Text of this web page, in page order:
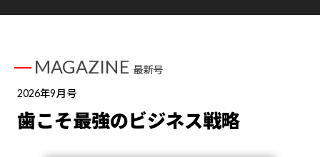
MAGAZINE 最新号
2026年9月号
歯こそ最強のビジネス戦略